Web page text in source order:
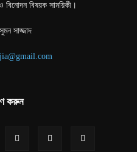
বিনোদন বিষয়ক সাময়িকী।
সাজ্জাদ
করুন